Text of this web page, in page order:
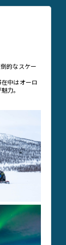
的なスケー
中はオーロ
力。